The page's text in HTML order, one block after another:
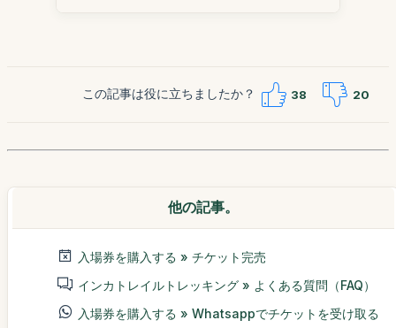
この記事は役に立ちましたか？ 38 20
他の記事。
入場券を購入する » チケット完売
インカトレイルトレッキング » よくある質問（FAQ）
入場券を購入する » Whatsappでチケットを受け取る